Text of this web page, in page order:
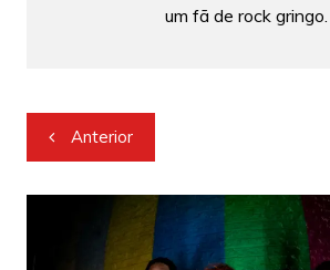
um fã de rock gringo.
Navegação
de
Post
Anterior